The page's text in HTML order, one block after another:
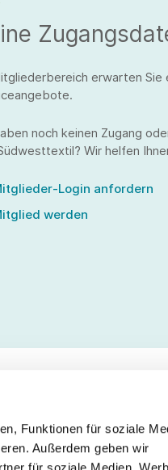
Funktionen für soziale
Außerdem geben wir
erwarten Sie
noch keinen Zugang
Wir helfen
Login anfordern
werden